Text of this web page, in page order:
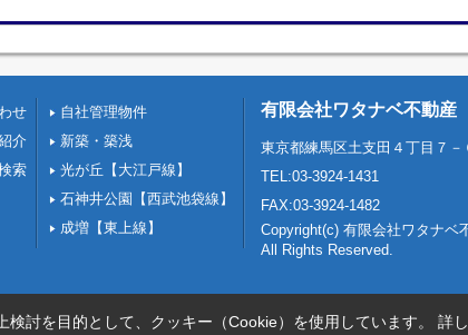
せ
介
索
自社管理物件
新築・築浅
光が丘【大江戸線】
石神井公園【西武池袋線】
成増【東上線】
有限会社ワタナベ不動産
東京都練馬区土支田４丁目７－
TEL:03-3924-1431
FAX:03-3924-1482
Copyright(c) 有限会社ワタナベ
All Rights Reserved.
討を目的として、クッキー（Cookie）を使用しています。 詳